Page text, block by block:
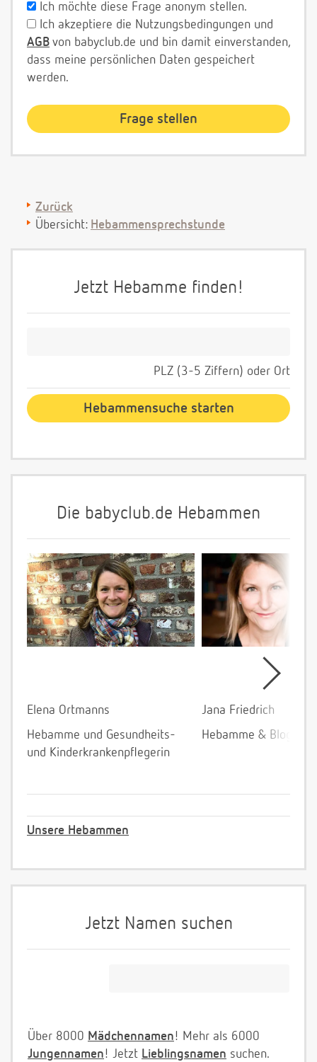
Ich möchte diese Frage anonym stellen.
Ich akzeptiere die Nutzungsbedingungen und
AGB von babyclub.de und bin damit einverstanden,
dass meine persönlichen Daten gespeichert
werden.
Zurück
Übersicht: Hebammensprechstunde
Jetzt Hebamme finden!
PLZ (3-5 Ziffern) oder Ort
Die babyclub.de Hebammen
Elena Ortmanns
Hebamme und Gesundheits-
und Kinderkrankenpflegerin
Jana Friedrich
Hebamme &
Unsere Hebammen
Jetzt Namen suchen
Über 8000 Mädchennamen! Mehr als 6000
Jungennamen! Jetzt Lieblingsnamen suchen.